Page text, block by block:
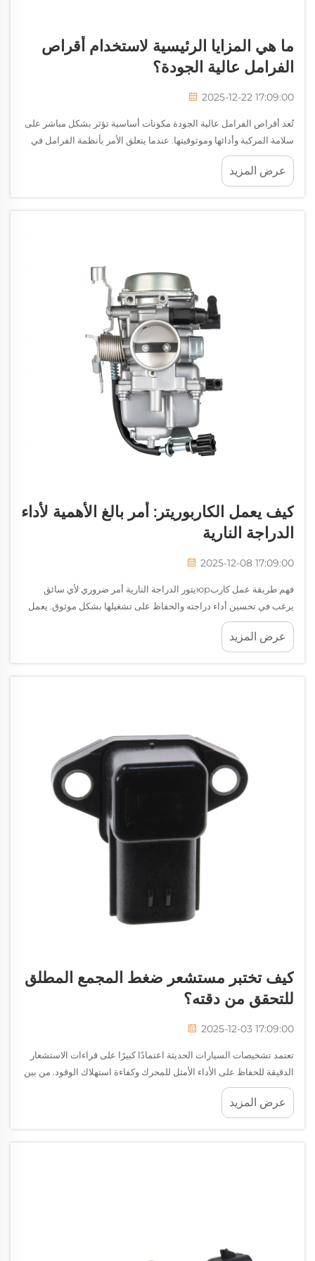
ما هي المزايا الرئيسية لاستخدام أقراص
الفرامل عالية الجودة؟
2025-12-22 17:09:00
تُعد أقراص الفرامل عالية الجودة مكونات أساسية تؤثر بشكل مباشر على
سلامة المركبة وأدائها وموثوقيتها. عندما يتعلق الأمر بأنظمة الفرامل في
الدراجات النارية والمركبات الآلية، يمكن أن يشكل اختيار أقراص الفرامل
المتفوقة الفرق بين...
عرض المزيد
كيف يعمل الكاربوريتر: أمر بالغ الأهمية لأداء
الدراجة النارية
2025-12-08 17:09:00
فهم طريقة عمل كاربюрيتور الدراجة النارية أمر ضروري لأي سائق
يرغب في تحسين أداء دراجته والحفاظ على تشغيلها بشكل موثوق. يعمل
كاربюрيتور الدراجة النارية كقلب نظام توصيل الوقود، حيث يخلط بدقة...
عرض المزيد
كيف تختبر مستشعر ضغط المجمع المطلق
للتحقق من دقته؟
2025-12-03 17:09:00
تعتمد تشخيصات السيارات الحديثة اعتمادًا كبيرًا على قراءات الاستشعار
الدقيقة للحفاظ على الأداء الأمثل للمحرك وكفاءة استهلاك الوقود. من بين
المكونات الحرجة التي تتطلب اختبارًا وتحققًا دوريًا، يأتي مستشعر الضغط
المطلق في المجمع كأحد العناصر الأساسية...
عرض المزيد